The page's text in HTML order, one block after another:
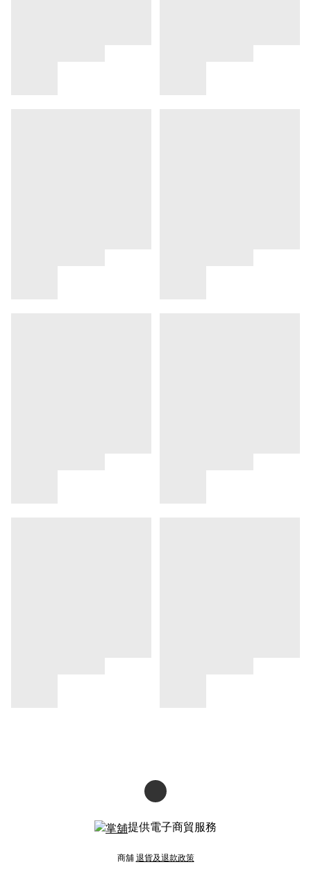
提供電子商貿服務
商舖 退貨及退款政策